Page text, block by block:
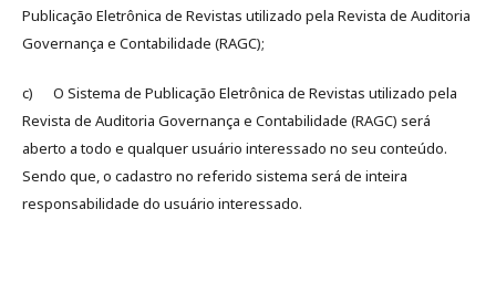
Publicação Eletrônica de Revistas utilizado pela Revista de Auditoria
Governança e Contabilidade (RAGC);
c) O Sistema de Publicação Eletrônica de Revistas utilizado pela
Revista de Auditoria Governança e Contabilidade (RAGC) será
aberto a todo e qualquer usuário interessado no seu conteúdo.
Sendo que, o cadastro no referido sistema será de inteira
responsabilidade do usuário interessado.